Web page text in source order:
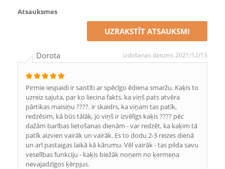
Atsauksmes
UZRAKSTĪT ATSAUKSMI
Dorota izdošanas datums 2021/12/13
Pirmie iespaidi ir saistīti ar spēcīgo ēdiena smaržu. Kaķis to
uzreiz sajuta, par ko liecina fakts, ka viņš pats atvēra
pārtikas maisiņu ????. ir skaidrs, ka viņam tas patīk,
redzēsim, kā būs tālāk, jo viņš ir izvēlīgs kaķis ???? pēc
dažām barības lietošanas dienām - var redzēt, ka kaķim tā
patīk aizvien vairāk un vairāk. Es to dodu 2-3 reizes dienā
un arī pastaigas laikā kā kārumu. Vēl vairāk - tas pilda savu
veselības funkciju - kaķis biežāk noņem no ķermeņa
nevajadzīgos ķērpjus.